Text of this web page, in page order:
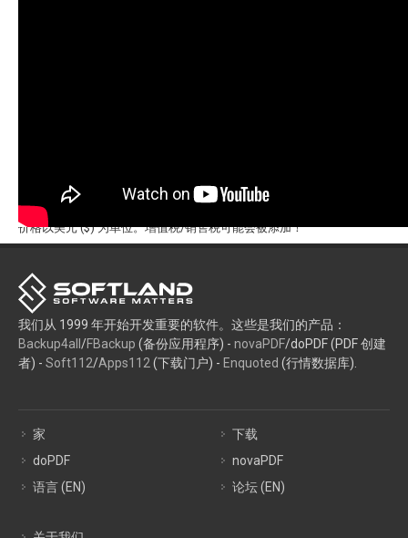
价格以美元 ($) 为单位。增值税/销售税可能会被添加！
我们从 1999 年开始开发重要的软件。这些是我们的产品：
Backup4all /FBackup (备份应用程序) - novaPDF/doPDF (PDF 创建
者) - Soft112/Apps112 (下载门户) - Enquoted (行情数据库).
家
doPDF
语言 (EN)
下载
novaPDF
论坛 (EN)